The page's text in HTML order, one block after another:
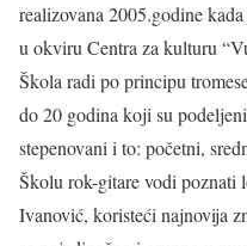
realizovana 2005.godine
u okviru Centra za kulturu
Škola radi po principu
do 20 godina koji su
stepenovani i to: početni,
Školu rok-gitare vodi poznati
Ivanović, koristeći najnovija